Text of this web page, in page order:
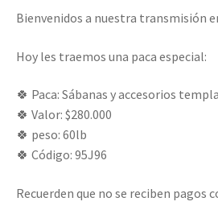
­­Bienvenidos a nuestra transmisión
Hoy les traemos una paca especial:
🍀 Paca: Sábanas y accesorios
🍀 Valor: $280.000
🍀 peso: 60lb
🍀 Código: 95J96
Recuerden que no se reciben pagos